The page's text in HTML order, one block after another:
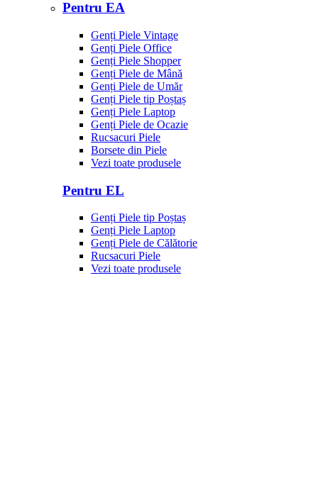
Pentru EA
Genți Piele Vintage
Genți Piele Office
Genți Piele Shopper
Genți Piele de Mână
Genți Piele de Umăr
Genți Piele tip Poștaș
Genți Piele Laptop
Genți Piele de Ocazie
Rucsacuri Piele
Borsete din Piele
Vezi toate produsele
Pentru EL
Genți Piele tip Poștaș
Genți Piele Laptop
Genți Piele de Călătorie
Rucsacuri Piele
Vezi toate produsele